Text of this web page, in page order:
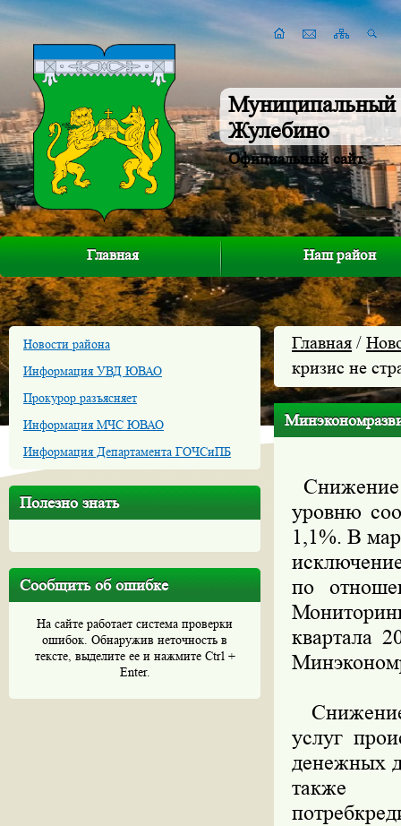
Муниципальный
Жулебино
Официальный сайт
Главная Наш район
Новости района
Информация УВД ЮВАО
Прокурор разъясняет
Информация МЧС ЮВАО
Информация Департамента ГОЧСиПБ
Полезно знать
Сообщить об ошибке
На сайте работает система проверки
ошибок. Обнаружив неточность в
тексте, выделите ее и нажмите Ctrl +
Enter.
Главная /
кризис не
Снижение
уровню
1,1%. В
по
квартала
Снижение
услуг
денежных
также